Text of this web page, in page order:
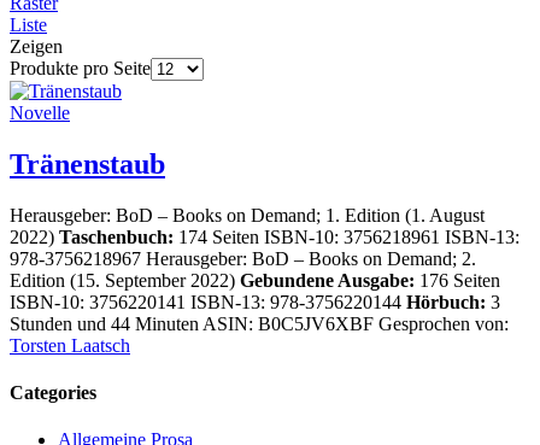
Liste
Zeigen
Produkte pro Seite
Novelle
Tränenstaub
Herausgeber: ‎ BoD – Books on Demand; 1. Edition (1. August
2022) Taschenbuch: 174 Seiten ISBN-10: 3756218961 ISBN-13:
978-3756218967 Herausgeber: BoD – Books on Demand; 2.
Edition (15. September 2022) Gebundene Ausgabe: 176 Seiten
ISBN-10: 3756220141 ISBN-13: 978-3756220144 Hörbuch: 3
Stunden und 44 Minuten ASIN: B0C5JV6XBF Gesprochen von:
Torsten Laatsch
Categories
Allgemeine Prosa